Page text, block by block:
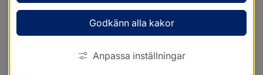
Godkänn alla kakor
Anpassa inställningar